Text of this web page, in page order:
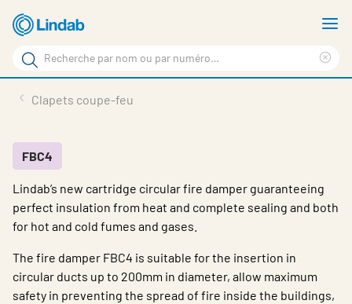
Aller
au
contenu
principal
Rechercher
Rechercher
sur
site
En vedette
À propos de Lindab
Contact
Downloads
Clapets coupe-feu
FBC4
Lindab’s new cartridge circular fire damper guaranteeing
perfect insulation from heat and complete sealing and both
for hot and cold fumes and gases.
The fire damper FBC4 is suitable for the insertion in
circular ducts up to 200mm in diameter, allow maximum
safety in preventing the spread of fire inside the buildings,